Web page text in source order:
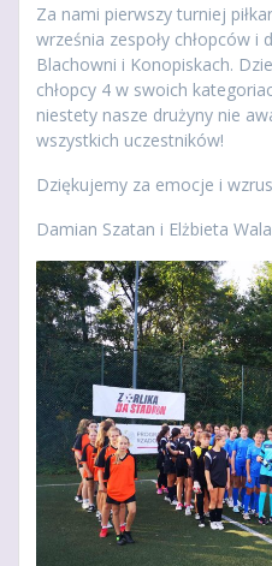
Za nami pierwszy turniej
września zespoły chłopców i
Blachowni i Konopiskach.
chłopcy 4 w swoich
niestety nasze drużyny nie
wszystkich uczestników!
Dziękujemy za emocje i
Damian Szatan i Elżbieta